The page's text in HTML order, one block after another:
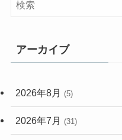
(33)
(248)
アーカイブ
2026年8月 (5)
2026年7月 (31)